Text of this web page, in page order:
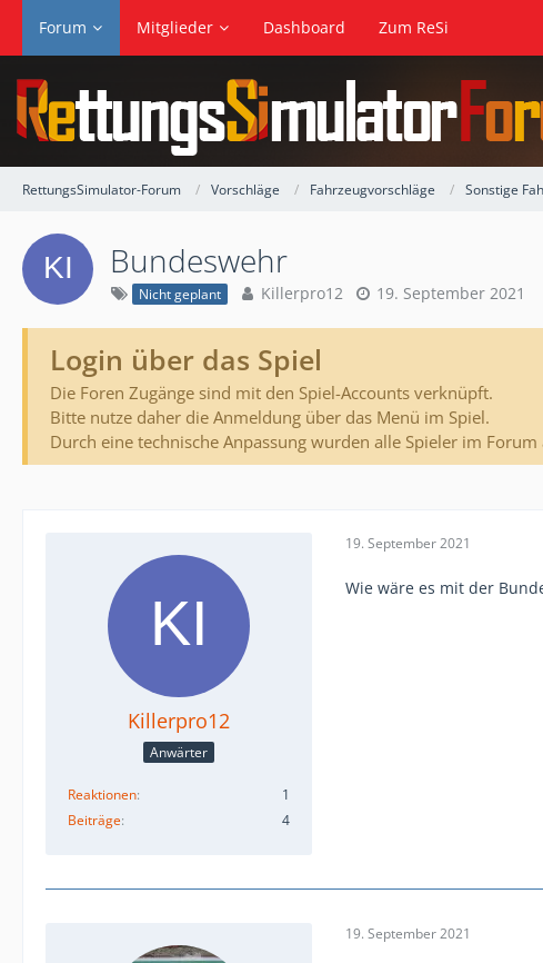
Forum Mitglieder Dashboard Zum ReSi
RettungsSimulator-Forum Vorschläge Fahrzeugvorschläge Sonstige
Bundeswehr
Nicht geplant Killerpro12 19. September 2021
Login über das Spiel
Die Foren Zugänge sind mit den Spiel-Accounts verknüpft.
Bitte nutze daher die Anmeldung über das Menü im Spiel.
Durch eine technische Anpassung wurden alle Spieler im
Killerpro12
Anwärter
Reaktionen
1
Beiträge
4
19. September 2021
Wie wäre es mit der
19. September 2021